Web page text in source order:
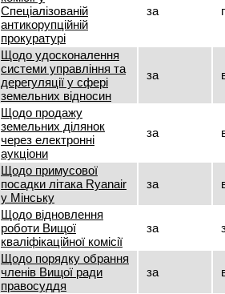
Спеціалізованій
антикорупційній
прокуратурі
за
Щодо удосконалення
системи управління та
дерегуляції у сфері
земельних відносин
за
Щодо продажу
земельних ділянок
через електронні
аукціони
за
Щодо примусової
посадки літака Ryаnair
у Мінську
за
Щодо відновлення
роботи Вищої
кваліфікаційної комісії
за
Щодо порядку обрання
членів Вищої ради
правосуддя
за